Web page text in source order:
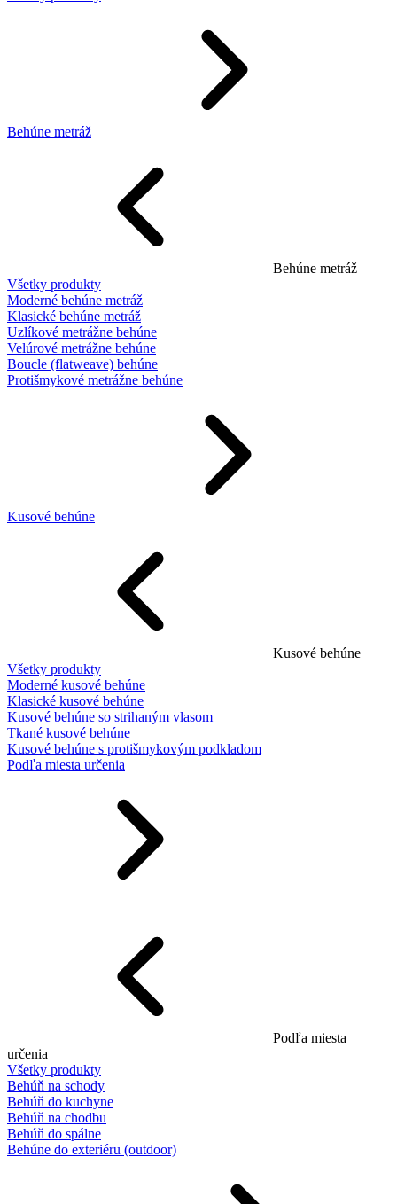
Behúne metráž
Behúne metráž
Všetky produkty
Moderné behúne metráž
Klasické behúne metráž
Uzlíkové metrážne behúne
Velúrové metrážne behúne
Boucle (flatweave) behúne
Protišmykové metrážne behúne
Kusové behúne
Kusové behúne
Všetky produkty
Moderné kusové behúne
Klasické kusové behúne
Kusové behúne so strihaným vlasom
Tkané kusové behúne
Kusové behúne s protišmykovým podkladom
Podľa miesta určenia
Podľa miesta
určenia
Všetky produkty
Behúň na schody
Behúň do kuchyne
Behúň na chodbu
Behúň do spálne
Behúne do exteriéru (outdoor)